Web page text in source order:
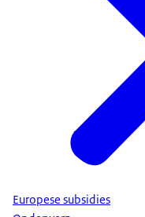
Europese subsidies